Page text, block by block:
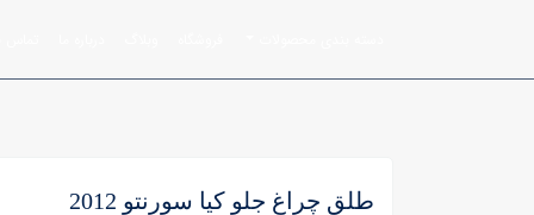
طلق چراغ جلو کیا سورنتو 2012